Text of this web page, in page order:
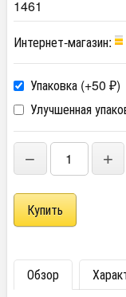
1461
Интернет-магазин:
Упаковка (+50 ₽)
Улучшенная
− +
Обзор